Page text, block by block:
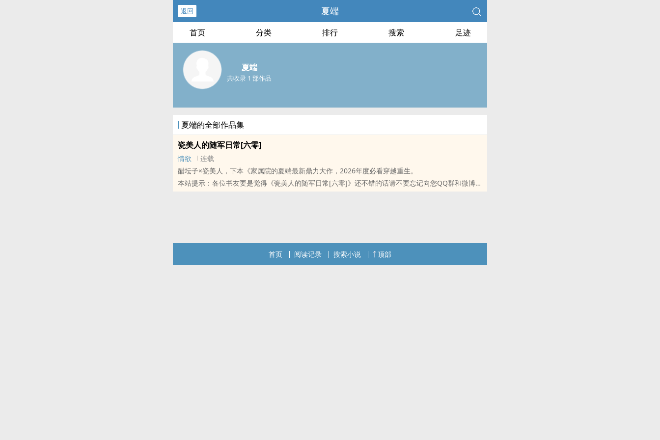
返回 夏端
首页 分类 排行 搜索 足迹
夏端
共收录 1 部作品
夏端的全部作品集
瓷美人的随军日常[六零]
情欲
连载
醋坛子×瓷美人，下本《家属院的夏端最新鼎力大作，2026年度必看穿越重生。
本站提示：各位书友要是觉得《瓷美人的随军日常[六零]》还不错的话请不要忘记向您QQ群和微博里
首页 阅读记录 搜索小说 顶部